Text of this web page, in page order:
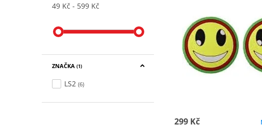
49 Kč 599 Kč
ZNAČKA (1)
LS2 (6)
299 Kč